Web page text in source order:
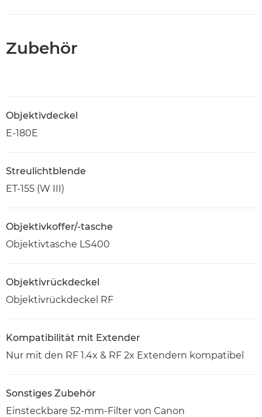
Zubehör
Objektivdeckel
E-180E
Streulichtblende
ET-155 (W III)
Objektivkoffer/-tasche
Objektivtasche LS400
Objektivrückdeckel
Objektivrückdeckel RF
Kompatibilität mit Extender
Nur mit den RF 1.4x & RF 2x Extendern kompatibel
Sonstiges Zubehör
Einsteckbare 52-mm-Filter von Canon